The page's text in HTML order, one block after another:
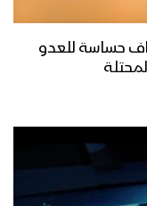
حساسة للعدو